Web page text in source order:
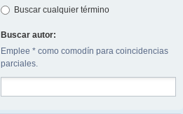
Buscar cualquier término
Buscar autor:
Emplee * como comodín para coincidencias
parciales.